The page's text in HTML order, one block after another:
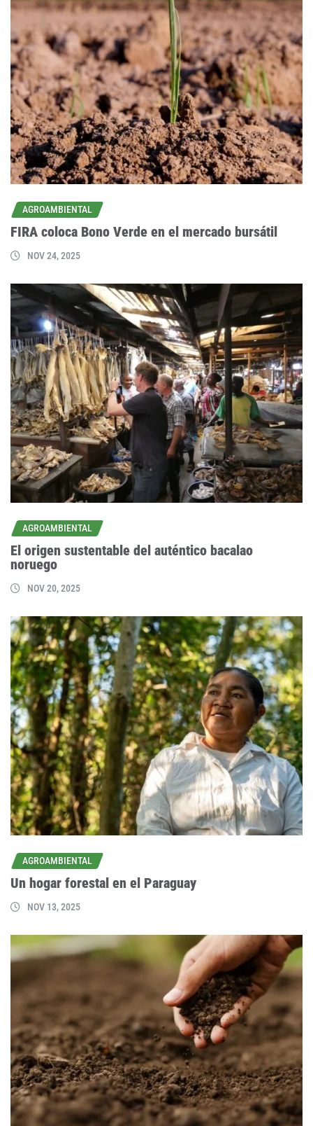
AGROAMBIENTAL
FIRA coloca Bono Verde en el mercado bursátil
NOV 24, 2025
AGROAMBIENTAL
El origen sustentable del auténtico bacalao
noruego
NOV 20, 2025
AGROAMBIENTAL
Un hogar forestal en el Paraguay
NOV 13, 2025